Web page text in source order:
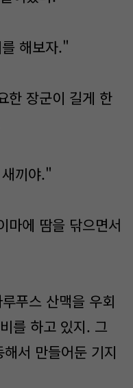
해보자."
한 장군이 길게 한
끼야."
마에 땀을 닦으면서
푸스 산맥을 우회
를 하고 있지. 그
서 만들어둔 기지